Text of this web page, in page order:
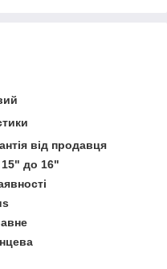
від продавця
15" до 16"